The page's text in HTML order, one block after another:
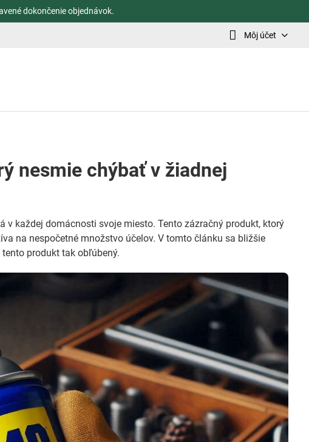
dokončenie objednávok.
Môj účet
nesmie chýbať v žiadnej
v každej domácnosti svoje miesto. Tento zázračný produkt, ktorý
na nespočetné množstvo účelov. V tomto článku sa bližšie
produkt tak obľúbený.